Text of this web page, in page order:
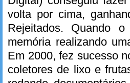
volta por cima,
Rejeitados. Quando
memória realizando
Em 2000, fez sucesso
coletores de lixo e